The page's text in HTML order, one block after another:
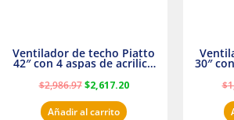
Ventilador de techo Piatto
42″ con 4 aspas de acrilico
transparente
$2,986.97 $2,617.20
Añadir al carrito
30″
$